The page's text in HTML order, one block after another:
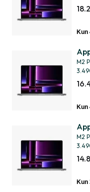
M2
M2